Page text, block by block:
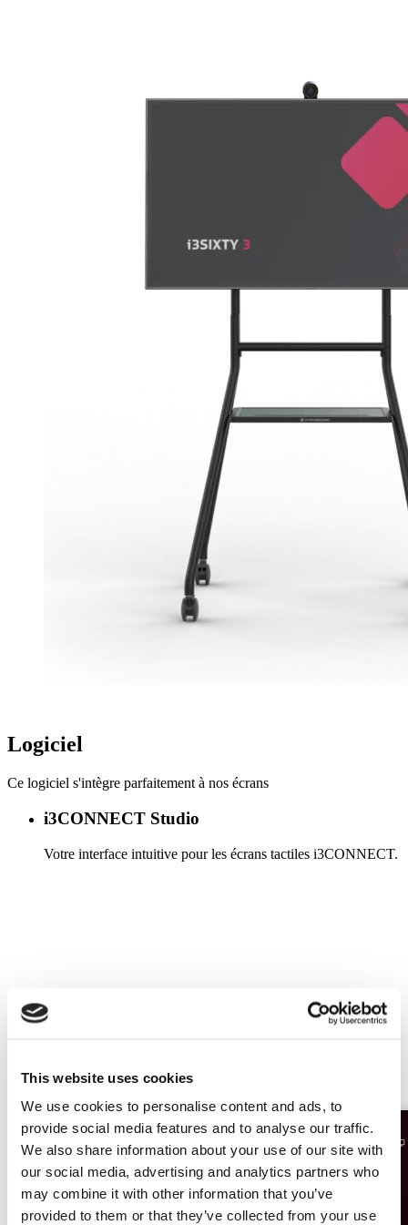
This website uses cookies
We use cookies to personalise content and ads, to
provide social media features and to analyse our traffic.
We also share information about your use of our site with
our social media, advertising and analytics partners who
may combine it with other information that you’ve
provided to them or that they’ve collected from your use
Logiciel
Ce logiciel s'intègre parfaitement à nos écrans
i3CONNECT Studio
Votre interface intuitive pour les écrans tactiles i3CONNECT.